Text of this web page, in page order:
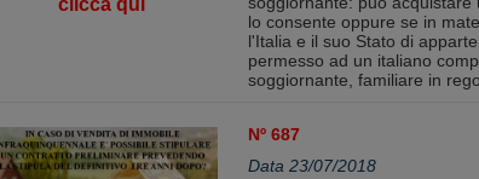
clicca qui
lo consente oppure se in
l'Italia e il suo Stato di
permesso ad un italiano
soggiornante, familiare in
Nº 687
Data 23/07/2018